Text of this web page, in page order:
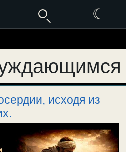
☾
исходя из